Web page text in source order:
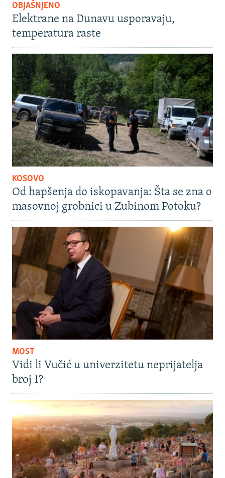
OBJAŠNJENO
Elektrane na Dunavu usporavaju,
temperatura raste
KOSOVO
Od hapšenja do iskopavanja: Šta se zna o
masovnoj grobnici u Zubinom Potoku?
MOST
Vidi li Vučić u univerzitetu neprijatelja
broj 1?